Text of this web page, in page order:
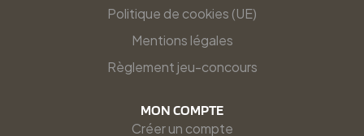
Politique de cookies (UE)
Mentions légales
Règlement jeu-concours
MON COMPTE
Créer un compte